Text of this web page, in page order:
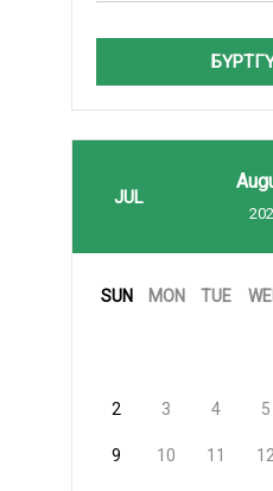
JUL
SUN MON TUE
2 3 4 5
9 10 11 12